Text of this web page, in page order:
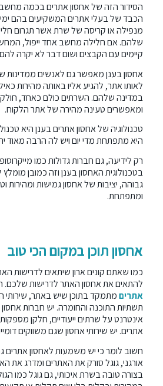
הסידור הזה של אחסון אתרים בכמה
הכבד של בעלי אתרים המשקיעים בהם
מנפילה או קריסה של שרת אשר תגרום
שלהם. אם חלילה מחשב אחד ייפול,
קיימים עם הקבצים ושום דבר לא יקרה
אחסון בענן מאפשר גם לאנשים ממדינות
לאותו אתר, להגיע אליו באותה מהירות
במדינה שלהם. השרתים כולם כאחד,
ומאפשרים טעינה מהירה של אתר הלקוח.
טכנולוגיה של אחסון אתרים בענן היא
היא מתפתחת מדי יום ויש לה הרבה מאוד
בטכנולוגית האחסון בענן וזה כמובן
גבוהה, יציבות של אחסון גמישות ומהירות
ומתפתחת.
אחסון תוכן במקום הכי טוב
כמו שאתם קונים ארון שיתאים לדרישות
להתאים את אחסון האתר לדרישות שלכם.
אתריםמתמקד בתוכן שיש באתר, שירותי
תשתיות התוכנה והחומרה. יש חברות
אינטרנט על שרתים ייעודיים, חלקן
אתרים. יש שירותי אחסון שגם משווקים
חשוב לומר כי יש משמעות לאחסון אתרים
אורגני, גוגל סורק את האתרים ומדרג את
בצורה טובה בשרת איכותי, גם גוגל כמו